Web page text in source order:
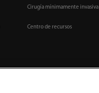
Cirugía mínimamente invasiva
Centro de recursos